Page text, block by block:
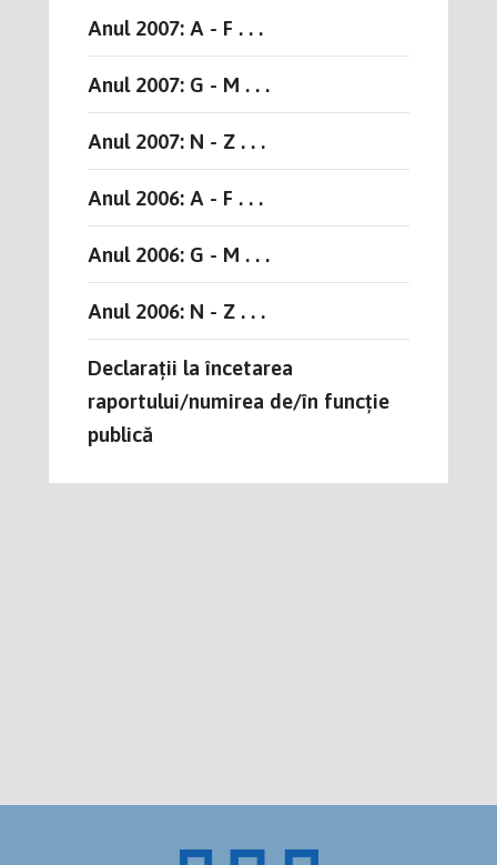
Anul 2007: A - F . . .
Anul 2007: G - M . . .
Anul 2007: N - Z . . .
Anul 2006: A - F . . .
Anul 2006: G - M . . .
Anul 2006: N - Z . . .
Declarații la încetarea
raportului/numirea de/în funcție
publică